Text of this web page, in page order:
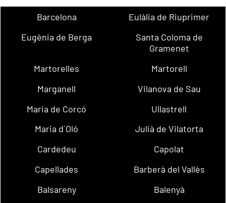
Barcelona
Eulàlia de Riuprimer
Eugènia de Berga
Santa Coloma de
Gramenet
Martorelles
Martorell
Marganell
Vilanova de Sau
Maria de Corcó
Ullastrell
Maria d´Oló
Julià de Vilatorta
Cardedeu
Capolat
Capellades
Barberà del Vallès
Balsareny
Balenyà